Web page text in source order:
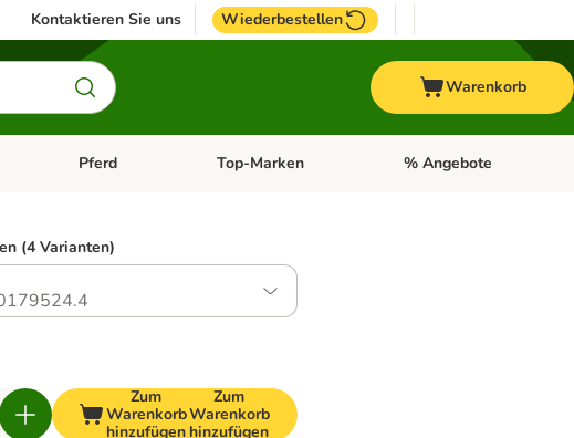
Kontaktieren Sie uns Wiederbestellen
Warenkorb
öffnen: Fisch
Kategorie-Menü öffnen: Vogel
Pferd Kategorie-Menü öffnen: Pferd
Top-Marken Kategorie-Menü öffnen:
% Angebote
(4 Varianten)
Zum
Warenkorb
hinzufügen
Zum
Warenkorb
hinzufügen